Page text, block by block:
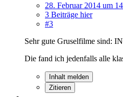
28. Februar 2014 um
3 Beiträge hier
#3
Sehr gute Gruselfilme sind:
Die fand ich jedenfalls alle
Inhalt melden
Zitieren